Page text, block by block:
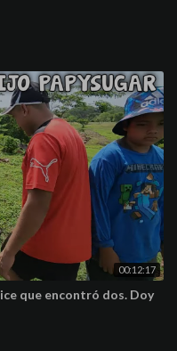
00:12:17
que encontró dos. Doy